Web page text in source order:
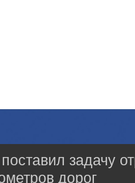
задачу
дорог